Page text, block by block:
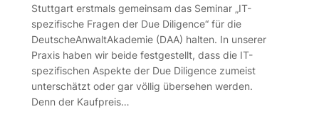
Stuttgart erstmals gemeinsam das Seminar „IT-
spezifische Fragen der Due Diligence“ für die
DeutscheAnwaltAkademie (DAA) halten. In unserer
Praxis haben wir beide festgestellt, dass die IT-
spezifischen Aspekte der Due Diligence zumeist
unterschätzt oder gar völlig übersehen werden.
Denn der Kaufpreis…